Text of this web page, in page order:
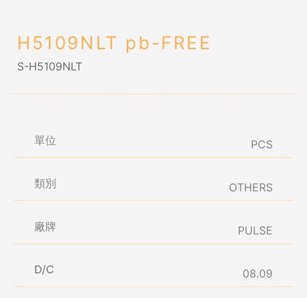
H5109NLT pb-FREE
S-H5109NLT
單位 PCS
類別 OTHERS
廠牌 PULSE
D/C 08.09